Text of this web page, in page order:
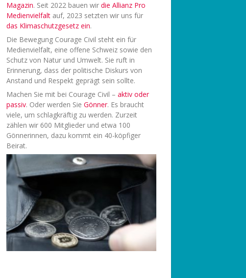
Magazin. Seit 2022 bauen wirdie Allianz Pro
Medienvielfalt auf, 2023 setzten wir uns für
das Klimaschutzgesetz ein.
Die Bewegung Courage Civil steht ein für
Medienvielfalt, eine offene Schweiz sowie den
Schutz von Natur und Umwelt. Sie ruft in
Erinnerung, dass der politische Diskurs von
Anstand und Respekt geprägt sein sollte.
Machen Sie mit bei Courage Civil –aktiv oder
passiv. Oder werden SieGönner. Es braucht
viele, um schlagkräftig zu werden. Zurzeit
zählen wir 600 Mitglieder und etwa 100
Gönnerinnen, dazu kommt ein 40-köpfiger
Beirat.